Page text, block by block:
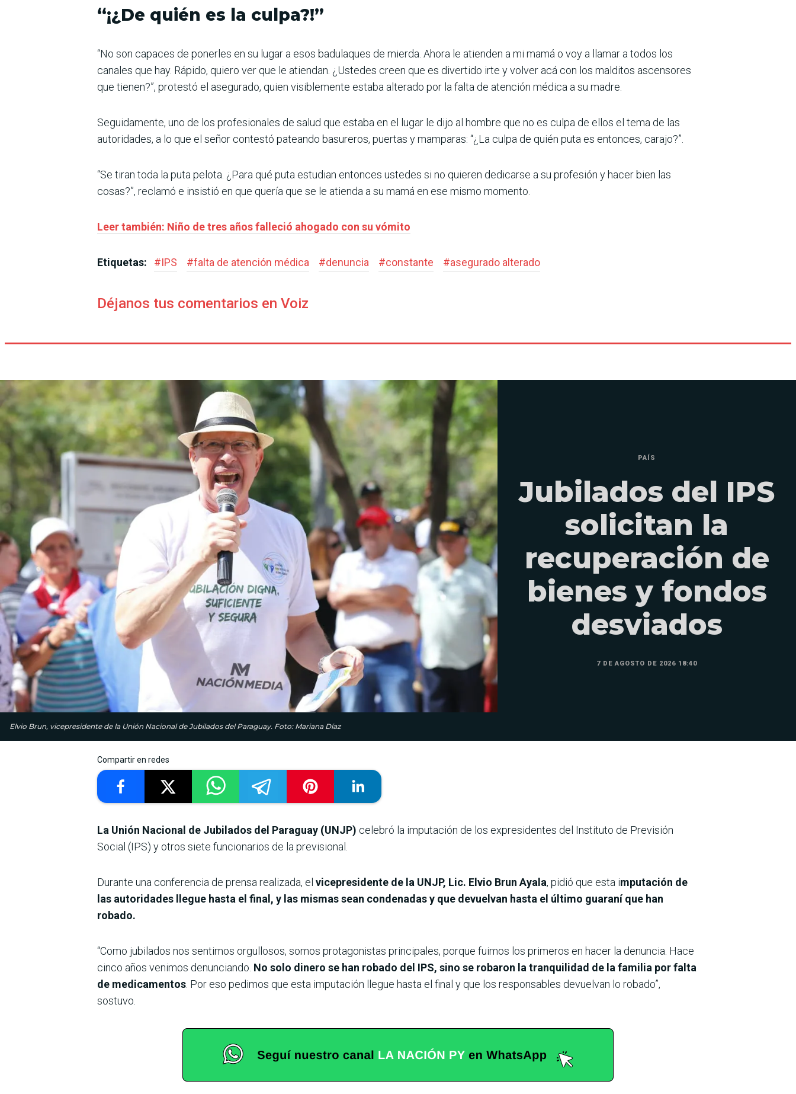
“¡¿De quién es la culpa?!”
“No son capaces de ponerles en su lugar a esos badulaques de mierda. Ahora le atienden a mi mamá o voy a llamar a todos los
canales que hay. Rápido, quiero ver que le atiendan. ¿Ustedes creen que es divertido irte y volver acá con los malditos ascensores
que tienen?”, protestó el asegurado, quien visiblemente estaba alterado por la falta de atención médica a su madre.
Seguidamente, uno de los profesionales de salud que estaba en el lugar le dijo al hombre que no es culpa de ellos el tema de las
autoridades, a lo que el señor contestó pateando basureros, puertas y mamparas: “¿La culpa de quién puta es entonces, carajo?”.
“Se tiran toda la puta pelota. ¿Para qué puta estudian entonces ustedes si no quieren dedicarse a su profesión y hacer bien las
cosas?”, reclamó e insistió en que quería que se le atienda a su mamá en ese mismo momento.
Leer también: Niño de tres años falleció ahogado con su vómito
Etiquetas: #IPS #falta de atención médica #denuncia #constante #asegurado alterado
Déjanos tus comentarios en Voiz
Elvio Brun, vicepresidente de la Unión Nacional de Jubilados del Paraguay. Foto: Mariana Díaz
PAÍS
Jubilados del IPS
solicitan la
recuperación de
bienes y fondos
desviados
7 DE AGOSTO DE 2026 18:40
Compartir en redes
La Unión Nacional de Jubilados del Paraguay (UNJP) celebró la imputación de los expresidentes del Instituto de Previsión
Social (IPS) y otros siete funcionarios de la previsional.
Durante una conferencia de prensa realizada, el vicepresidente de la UNJP, Lic. Elvio Brun Ayala, pidió que esta imputación de
las autoridades llegue hasta el final, y las mismas sean condenadas y que devuelvan hasta el último guaraní que han
robado.
“Como jubilados nos sentimos orgullosos, somos protagonistas principales, porque fuimos los primeros en hacer la denuncia. Hace
cinco años venimos denunciando. No solo dinero se han robado del IPS, sino se robaron la tranquilidad de la familia por falta
de medicamentos . Por eso pedimos que esta imputación llegue hasta el final y que los responsables devuelvan lo robado”,
sostuvo.